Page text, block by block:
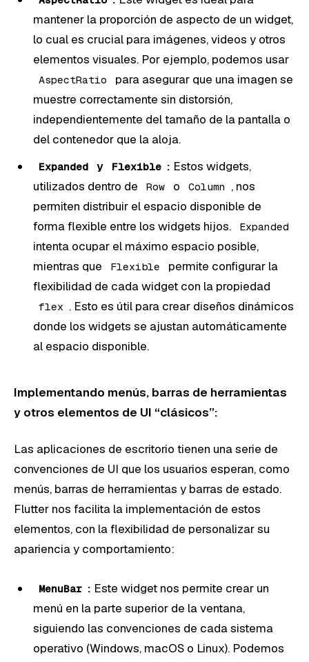
mantener la proporción de aspecto de un widget,
lo cual es crucial para imágenes, videos y otros
elementos visuales. Por ejemplo, podemos usar
AspectRatio
para asegurar que una imagen se
muestre correctamente sin distorsión,
independientemente del tamaño de la pantalla o
del contenedor que la aloja.
Expanded y Flexible : Estos widgets,
utilizados dentro de
Row o Column , nos
permiten distribuir el espacio disponible de
forma flexible entre los widgets hijos.
Expanded
intenta ocupar el máximo espacio posible,
mientras que
Flexible
permite configurar la
flexibilidad de cada widget con la propiedad
flex . Esto es útil para crear diseños dinámicos
donde los widgets se ajustan automáticamente
al espacio disponible.
Implementando menús, barras de herramientas
y otros elementos de UI “clásicos”:
Las aplicaciones de escritorio tienen una serie de
convenciones de UI que los usuarios esperan, como
menús, barras de herramientas y barras de estado.
Flutter nos facilita la implementación de estos
elementos, con la flexibilidad de personalizar su
apariencia y comportamiento:
MenuBar : Este widget nos permite crear un
menú en la parte superior de la ventana,
siguiendo las convenciones de cada sistema
operativo (Windows, macOS o Linux). Podemos